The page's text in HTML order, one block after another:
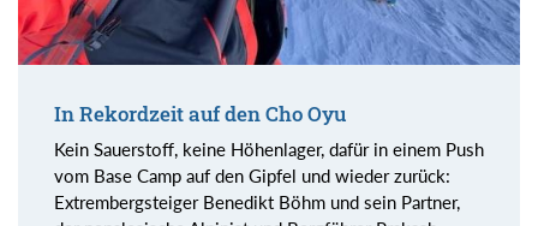
In Rekordzeit auf den Cho Oyu
Kein Sauerstoff, keine Höhenlager, dafür in einem Push
vom Base Camp auf den Gipfel und wieder zurück:
Extrembergsteiger Benedikt Böhm und sein Partner,